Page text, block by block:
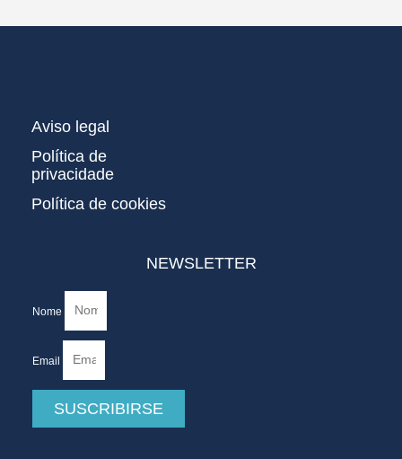
Aviso legal
Política de
privacidade
Política de cookies
NEWSLETTER
Nome
Email
SUSCRIBIRSE